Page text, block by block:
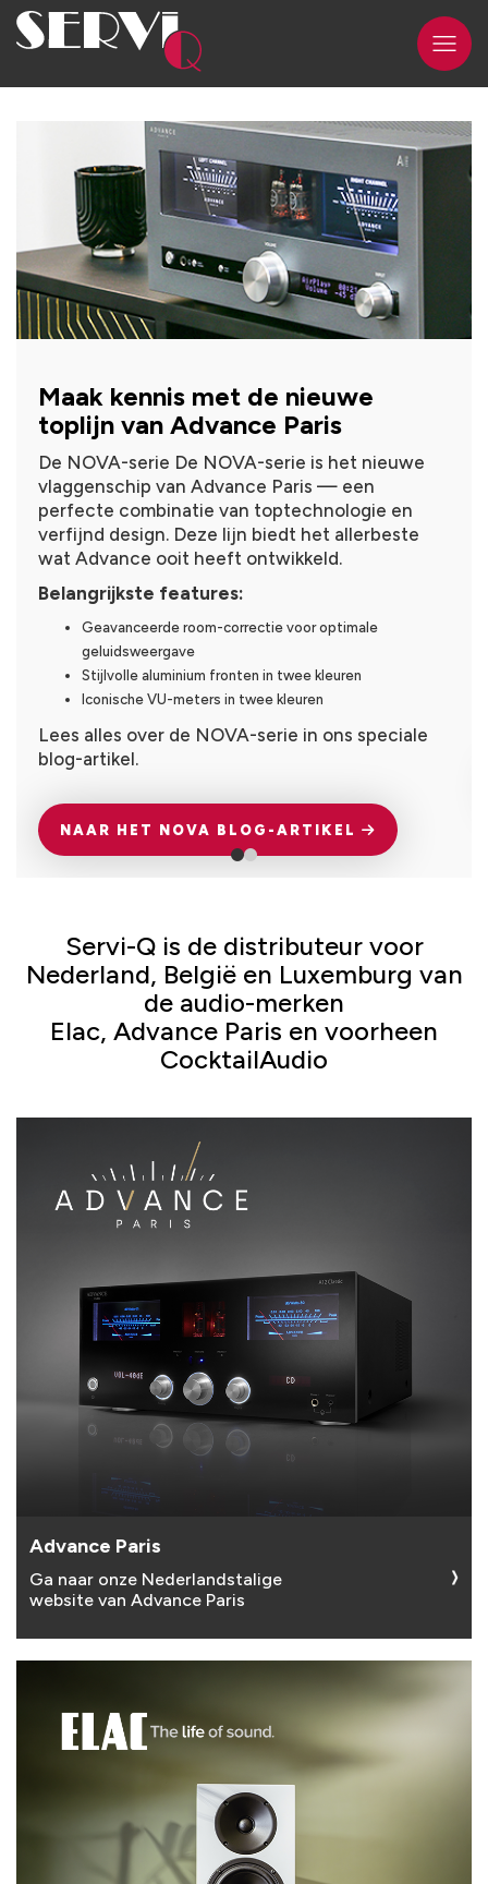
Maak kennis met de nieuwe
toplijn van Advance Paris
De NOVA-serie De NOVA-serie is het nieuwe
vlaggenschip van Advance Paris — een
perfecte combinatie van toptechnologie en
verfijnd design. Deze lijn biedt het allerbeste
wat Advance ooit heeft ontwikkeld.
Belangrijkste features:
Geavanceerde room-correctie voor optimale
geluidsweergave
Stijlvolle aluminium fronten in twee kleuren
Iconische VU-meters in twee kleuren
Lees alles over de NOVA-serie in ons speciale
blog-artikel.
NAAR HET NOVA BLOG-ARTIKEL
Servi-Q is de distributeur voor
Nederland, België en Luxemburg van
de audio-merken
Elac, Advance Paris en voorheen
CocktailAudio
Advance Paris
Ga naar onze Nederlandstalige
website van Advance Paris